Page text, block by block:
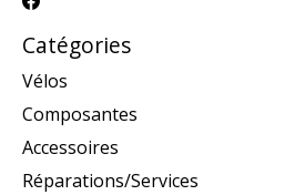
Catégories
Vélos
Composantes
Accessoires
Réparations/Services